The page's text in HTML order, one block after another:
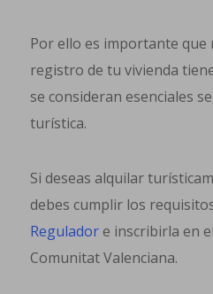
Por ello es importante que
registro de tu vivienda
se consideran esenciales
turística.
Si deseas alquilar
debes cumplir los
Reguladore inscribirla en
Comunitat Valenciana.